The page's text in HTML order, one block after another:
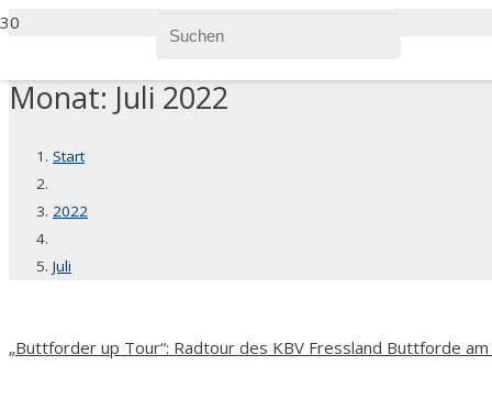
Monat: Juli 2022
Start
2022
Juli
„Buttforder up Tour“: Radtour des KBV Fressland Buttforde am